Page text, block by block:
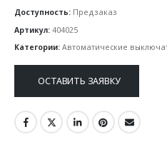
Доступность: Предзаказ
Артикул: 404025
Категории: Автоматические
ОСТАВИТЬ ЗАЯВКУ